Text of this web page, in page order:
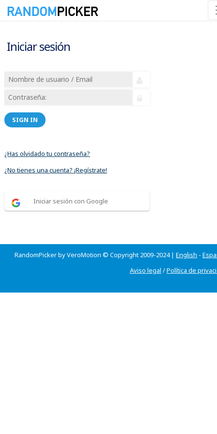
Iniciar sesión
SIGN IN
¿Has olvidado tu contraseña?
¿No tienes una cuenta? ¡Regístrate!
Iniciar sesión con Google
RandomPicker by VeroMotion © Copyright 2009-2024 | English -
Aviso legal /Política de